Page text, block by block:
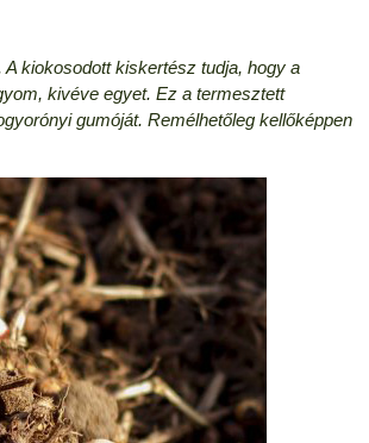
kiokosodott kiskertész tudja, hogy a
kivéve egyet. Ez a termesztett
gumóját. Remélhetőleg kellőképpen